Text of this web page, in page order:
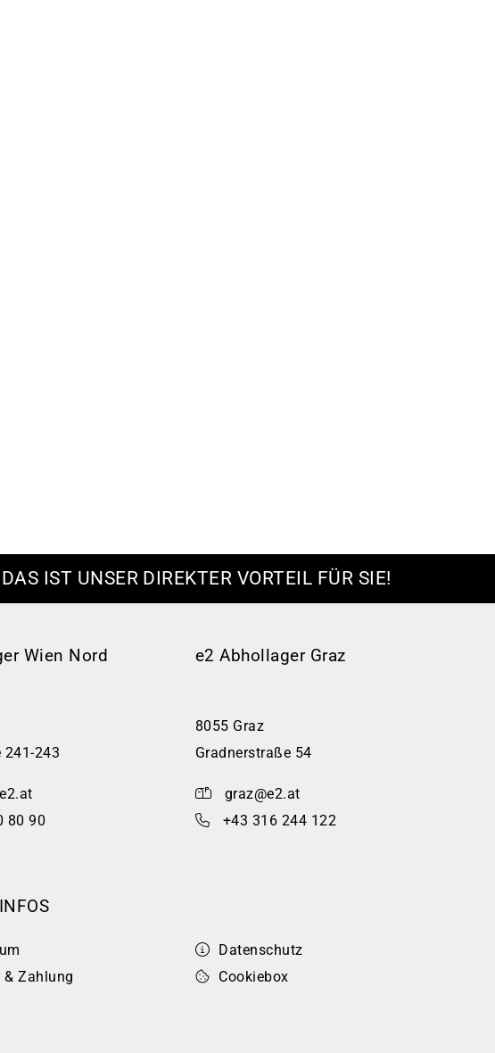
IST UNSER DIREKTER VORTEIL FÜR SIE!
Wien Nord
241-243
80 90
e2 Abhollager Graz
8055 Graz
Gradnerstraße 54
graz@e2.at
+43 316 244 122
& Zahlung
Datenschutz
Cookiebox